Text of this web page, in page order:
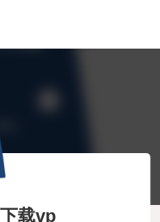
载vp